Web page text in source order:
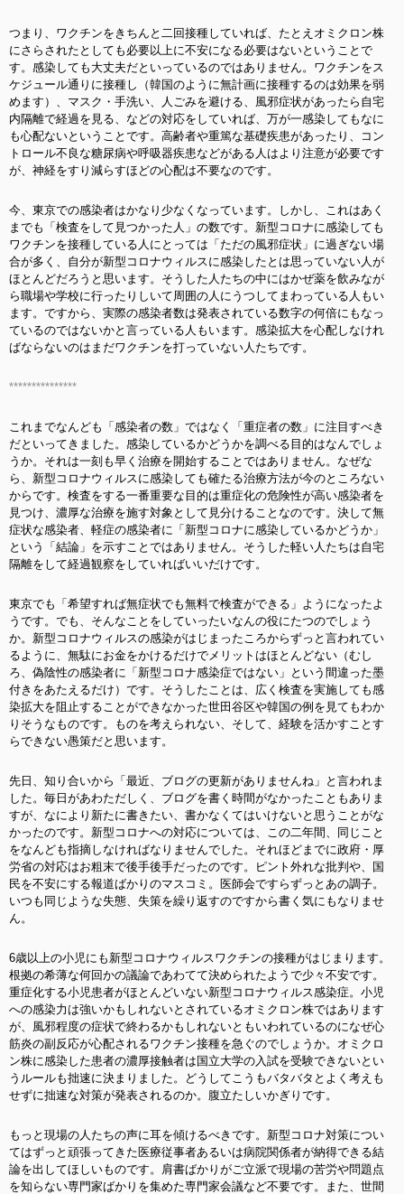
つまり、ワクチンをきちんと二回接種していれば、たとえオミクロン株
にさらされたとしても必要以上に不安になる必要はないということで
す。感染しても大丈夫だといっているのではありません。ワクチンをス
ケジュール通りに接種し（韓国のように無計画に接種するのは効果を弱
めます）、マスク・手洗い、人ごみを避ける、風邪症状があったら自宅
内隔離で経過を見る、などの対応をしていれば、万が一感染してもなに
も心配ないということです。高齢者や重篤な基礎疾患があったり、コン
トロール不良な糖尿病や呼吸器疾患などがある人はより注意が必要です
が、神経をすり減らすほどの心配は不要なのです。
今、東京での感染者はかなり少なくなっています。しかし、これはあく
までも「検査をして見つかった人」の数です。新型コロナに感染しても
ワクチンを接種している人にとっては「ただの風邪症状」に過ぎない場
合が多く、自分が新型コロナウィルスに感染したとは思っていない人が
ほとんどだろうと思います。そうした人たちの中にはかぜ薬を飲みなが
ら職場や学校に行ったりしいて周囲の人にうつしてまわっている人もい
ます。ですから、実際の感染者数は発表されている数字の何倍にもなっ
ているのではないかと言っている人もいます。感染拡大を心配しなけれ
ばならないのはまだワクチンを打っていない人たちです。
***************
これまでなんども「感染者の数」ではなく「重症者の数」に注目すべき
だといってきました。感染しているかどうかを調べる目的はなんでしょ
うか。それは一刻も早く治療を開始することではありません。なぜな
ら、新型コロナウィルスに感染しても確たる治療方法が今のところない
からです。検査をする一番重要な目的は重症化の危険性が高い感染者を
見つけ、濃厚な治療を施す対象として見分けることなのです。決して無
症状な感染者、軽症の感染者に「新型コロナに感染しているかどうか」
という「結論」を示すことではありません。そうした軽い人たちは自宅
隔離をして経過観察をしていればいいだけです。
東京でも「希望すれば無症状でも無料で検査ができる」ようになったよ
うです。でも、そんなことをしていったいなんの役にたつのでしょう
か。新型コロナウィルスの感染がはじまったころからずっと言われてい
るように、無駄にお金をかけるだけでメリットはほとんどない（むし
ろ、偽陰性の感染者に「新型コロナ感染症ではない」という間違った墨
付きをあたえるだけ）です。そうしたことは、広く検査を実施しても感
染拡大を阻止することができなかった世田谷区や韓国の例を見てもわか
りそうなものです。ものを考えられない、そして、経験を活かすことす
らできない愚策だと思います。
先日、知り合いから「最近、ブログの更新がありませんね」と言われま
した。毎日があわただしく、ブログを書く時間がなかったこともありま
すが、なにより新たに書きたい、書かなくてはいけないと思うことがな
かったのです。新型コロナへの対応については、この二年間、同じこと
をなんども指摘しなければなりませんでした。それほどまでに政府・厚
労省の対応はお粗末で後手後手だったのです。ピント外れな批判や、国
民を不安にする報道ばかりのマスコミ。医師会ですらずっとあの調子。
いつも同じような失態、失策を繰り返すのですから書く気にもなりませ
ん。
6歳以上の小児にも新型コロナウィルスワクチンの接種がはじまります。
根拠の希薄な何回かの議論であわてて決められたようで少々不安です。
重症化する小児患者がほとんどいない新型コロナウィルス感染症。小児
への感染力は強いかもしれないとされているオミクロン株ではあります
が、風邪程度の症状で終わるかもしれないともいわれているのになぜ心
筋炎の副反応が心配されるワクチン接種を急ぐのでしょうか。オミクロ
ン株に感染した患者の濃厚接触者は国立大学の入試を受験できないとい
うルールも拙速に決まりました。どうしてこうもバタバタとよく考えも
せずに拙速な対策が発表されるのか。腹立たしいかぎりです。
もっと現場の人たちの声に耳を傾けるべきです。新型コロナ対策につい
てはずっと頑張ってきた医療従事者あるいは病院関係者が納得できる結
論を出してほしいものです。肩書ばかりがご立派で現場の苦労や問題点
を知らない専門家ばかりを集めた専門家会議など不要です。また、世間